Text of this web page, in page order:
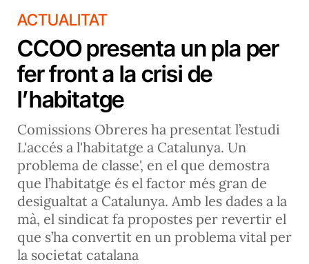
ACTUALITAT
CCOO presenta un pla per
fer front a la crisi de
l’habitatge
Comissions Obreres ha presentat l’estudi
L'accés a l'habitatge a Catalunya. Un
problema de classe', en el que demostra
que l’habitatge és el factor més gran de
desigualtat a Catalunya. Amb les dades a la
mà, el sindicat fa propostes per revertir el
que s’ha convertit en un problema vital per
la societat catalana